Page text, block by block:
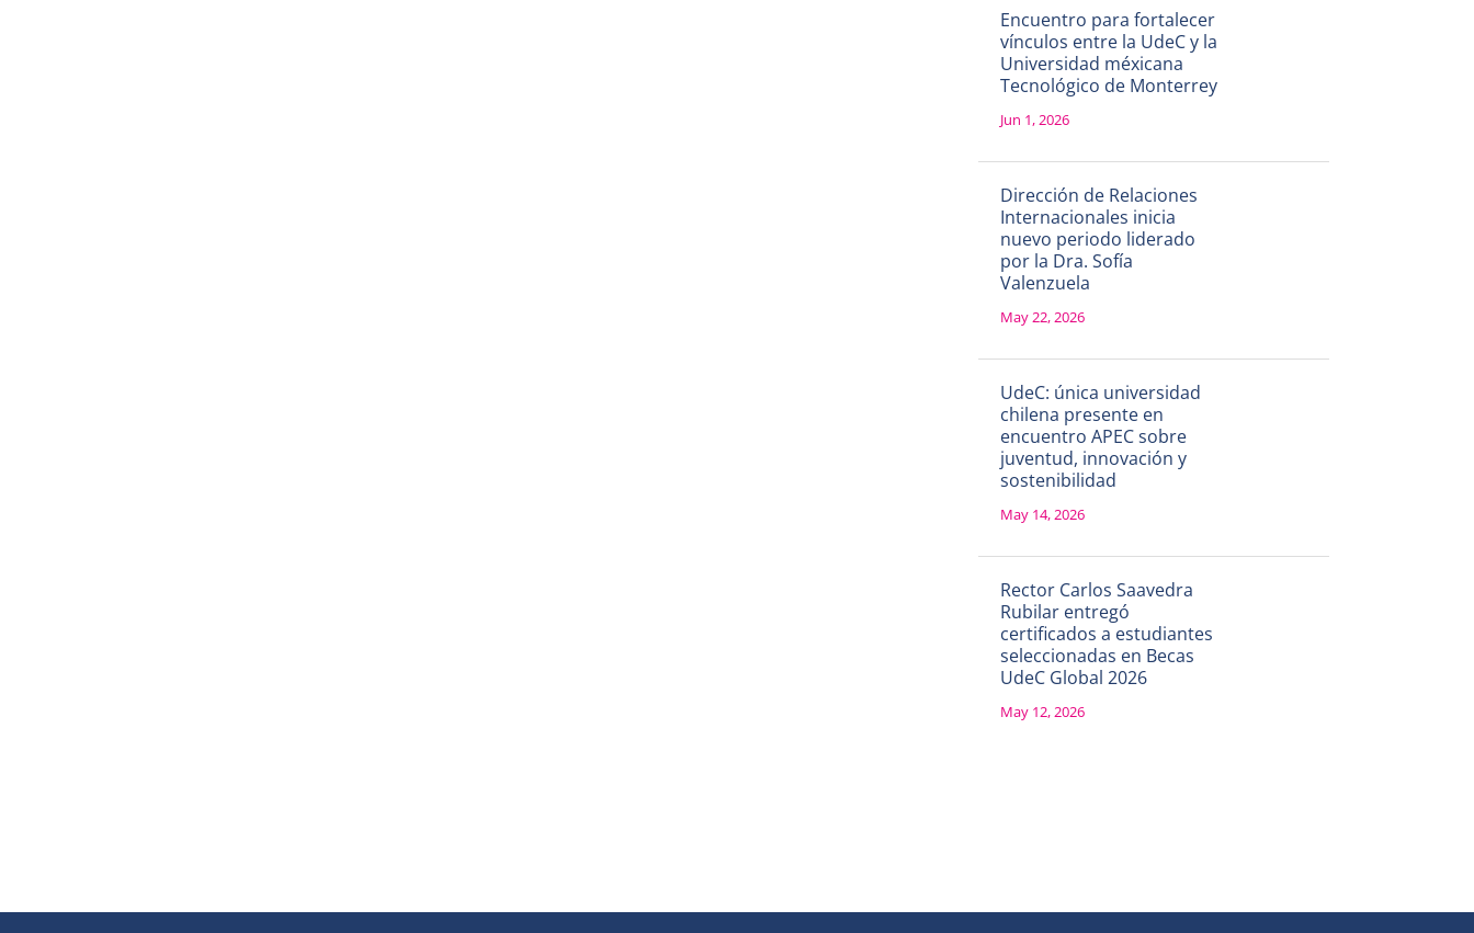
Encuentro para fortalecer
vínculos entre la UdeC y la
Universidad méxicana
Tecnológico de Monterrey
Jun 1, 2026
Dirección de Relaciones
Internacionales inicia
nuevo periodo liderado
por la Dra. Sofía
Valenzuela
May 22, 2026
UdeC: única universidad
chilena presente en
encuentro APEC sobre
juventud, innovación y
sostenibilidad
May 14, 2026
Rector Carlos Saavedra
Rubilar entregó
certificados a estudiantes
seleccionadas en Becas
UdeC Global 2026
May 12, 2026